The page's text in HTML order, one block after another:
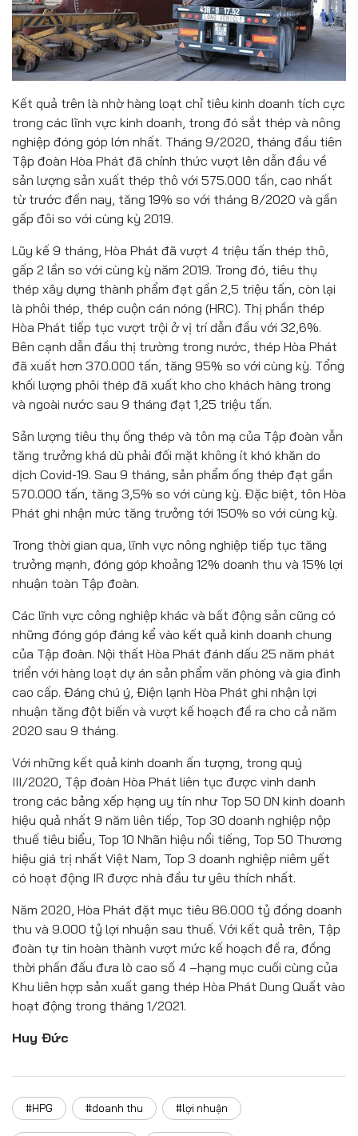
Kết quả trên là nhờ hàng loạt chỉ tiêu kinh doanh tích cực
trong các lĩnh vực kinh doanh, trong đó sắt thép và nông
nghiệp đóng góp lớn nhất. Tháng 9/2020, tháng đầu tiên
Tập đoàn Hòa Phát đã chính thức vượt lên dẫn đầu về
sản lượng sản xuất thép thô với 575.000 tấn, cao nhất
từ trước đến nay, tăng 19% so với tháng 8/2020 và gần
gấp đôi so với cùng kỳ 2019.
Lũy kế 9 tháng, Hòa Phát đã vượt 4 triệu tấn thép thô,
gấp 2 lần so với cùng kỳ năm 2019. Trong đó, tiêu thụ
thép xây dựng thành phẩm đạt gần 2,5 triệu tấn, còn lại
là phôi thép, thép cuộn cán nóng (HRC). Thị phần thép
Hòa Phát tiếp tục vượt trội ở vị trí dẫn đầu với 32,6%.
Bên cạnh dẫn đầu thị trường trong nước, thép Hòa Phát
đã xuất hơn 370.000 tấn, tăng 95% so với cùng kỳ. Tổng
khối lượng phôi thép đã xuất kho cho khách hàng trong
và ngoài nước sau 9 tháng đạt 1,25 triệu tấn.
Sản lượng tiêu thụ ống thép và tôn mạ của Tập đoàn vẫn
tăng trưởng khá dù phải đối mặt không ít khó khăn do
dịch Covid-19. Sau 9 tháng, sản phẩm ống thép đạt gần
570.000 tấn, tăng 3,5% so với cùng kỳ. Đặc biệt, tôn Hòa
Phát ghi nhận mức tăng trưởng tới 150% so với cùng kỳ.
Trong thời gian qua, lĩnh vực nông nghiệp tiếp tục tăng
trưởng mạnh, đóng góp khoảng 12% doanh thu và 15% lợi
nhuận toàn Tập đoàn.
Các lĩnh vực công nghiệp khác và bất động sản cũng có
những đóng góp đáng kể vào kết quả kinh doanh chung
của Tập đoàn. Nội thất Hòa Phát đánh dấu 25 năm phát
triển với hàng loạt dự án sản phẩm văn phòng và gia đình
cao cấp. Đáng chú ý, Điện lạnh Hòa Phát ghi nhận lợi
nhuận tăng đột biến và vượt kế hoạch đề ra cho cả năm
2020 sau 9 tháng.
Với những kết quả kinh doanh ấn tượng, trong quý
III/2020, Tập đoàn Hòa Phát liên tục được vinh danh
trong các bảng xếp hạng uy tín như Top 50 DN kinh doanh
hiệu quả nhất 9 năm liên tiếp, Top 30 doanh nghiệp nộp
thuế tiêu biểu, Top 10 Nhãn hiệu nổi tiếng, Top 50 Thương
hiệu giá trị nhất Việt Nam, Top 3 doanh nghiệp niêm yết
có hoạt động IR được nhà đầu tư yêu thích nhất.
Năm 2020, Hòa Phát đặt mục tiêu 86.000 tỷ đồng doanh
thu và 9.000 tỷ lợi nhuận sau thuế. Với kết quả trên, Tập
đoàn tự tin hoàn thành vượt mức kế hoạch đề ra, đồng
thời phấn đấu đưa lò cao số 4 –hạng mục cuối cùng của
Khu liên hợp sản xuất gang thép Hòa Phát Dung Quất vào
hoạt động trong tháng 1/2021.
Huy Đức
#HPG #doanh thu #lợi nhuận